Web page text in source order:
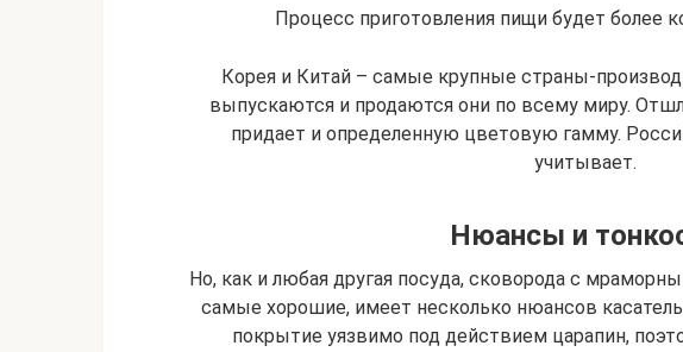
Процесс приготовления пищи будет более
Корея и Китай – самые крупные страны-
выпускаются и продаются они по всему миру.
придает и определенную цветовую гамму.
учитывает.
Нюансы и
Но, как и любая другая посуда, сковорода с
самые хорошие, имеет несколько нюансов
покрытие уязвимо под действием царапин,